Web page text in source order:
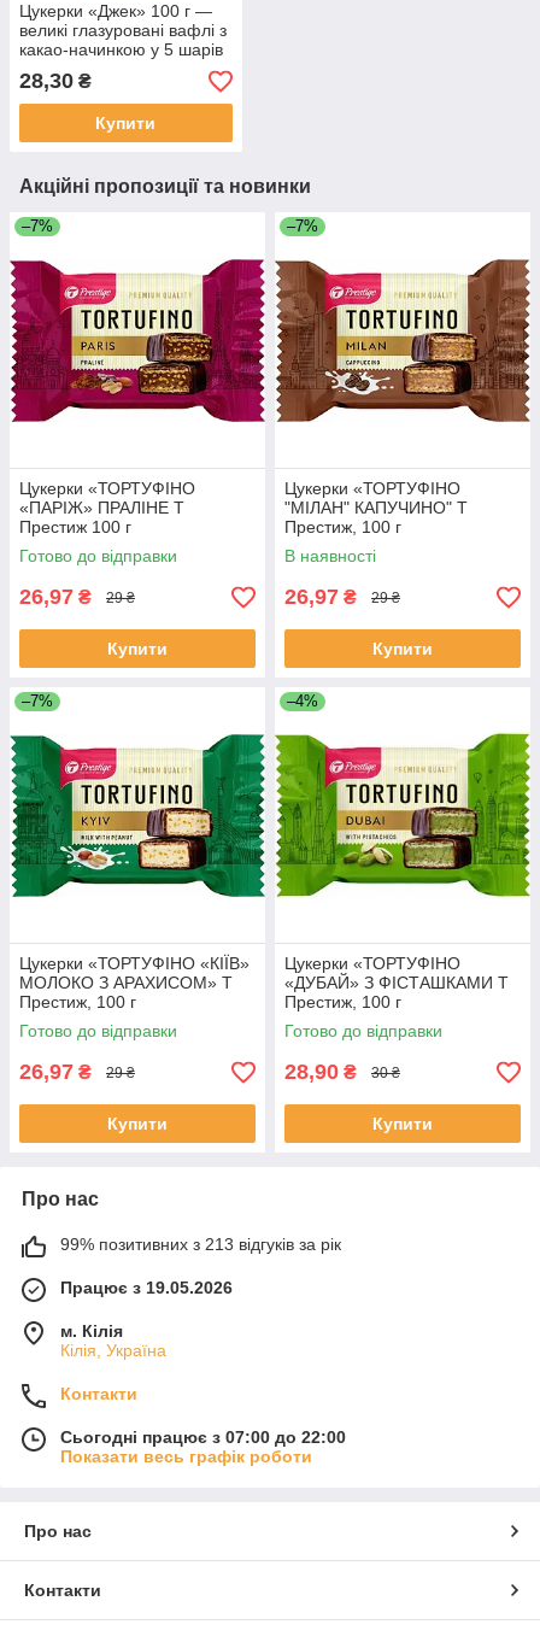
Цукерки «Джек» 100 г —
великі глазуровані вафлі з
какао-начинкою у 5 шарів
28,30 ₴
Купити
Акційні пропозиції та новинки
–7%
Цукерки «ТОРТУФІНО
«ПАРІЖ» ПРАЛІНЕ Т
Престиж 100 г
Готово до відправки
26,97 ₴ 29 ₴
Купити
–7%
Цукерки «ТОРТУФІНО
"МІЛАН" КАПУЧИНО" Т
Престиж, 100 г
В наявності
26,97 ₴ 29 ₴
Купити
–7%
Цукерки «ТОРТУФІНО «КІЇВ»
МОЛОКО З АРАХИСОМ» Т
Престиж, 100 г
Готово до відправки
26,97 ₴ 29 ₴
Купити
–4%
Цукерки «ТОРТУФІНО
«ДУБАЙ» З ФІСТАШКАМИ Т
Престиж, 100 г
Готово до відправки
28,90 ₴ 30 ₴
Купити
Про нас
99% позитивних з 213 відгуків за рік
Працює з 19.05.2026
м. Кілія
Кілія, Україна
Контакти
Сьогодні працює з 07:00 до 22:00
Показати весь графік роботи
Про нас
Контакти